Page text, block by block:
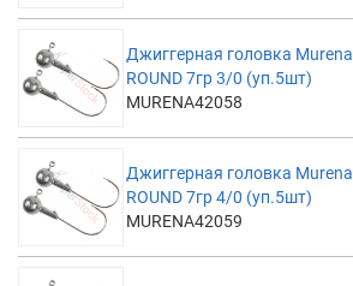
Джиггерная головка Murena
ROUND 7гр 3/0 (уп.5шт)
MURENA42058
Джиггерная головка Murena
ROUND 7гр 4/0 (уп.5шт)
MURENA42059